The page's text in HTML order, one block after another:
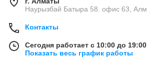
Наурызбай Батыра 58. офис 63,
Контакты
Сегодня работает с 10:00 до 19:00
Показать весь график работы